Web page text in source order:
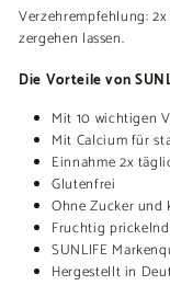
Verzehrempfehlung:
zergehen lassen.
Die Vorteile von
Mit 10 wichtigen
Mit Calcium für
Einnahme 2x
Glutenfrei
Ohne Zucker und
Fruchtig
SUNLIFE
Hergestellt in